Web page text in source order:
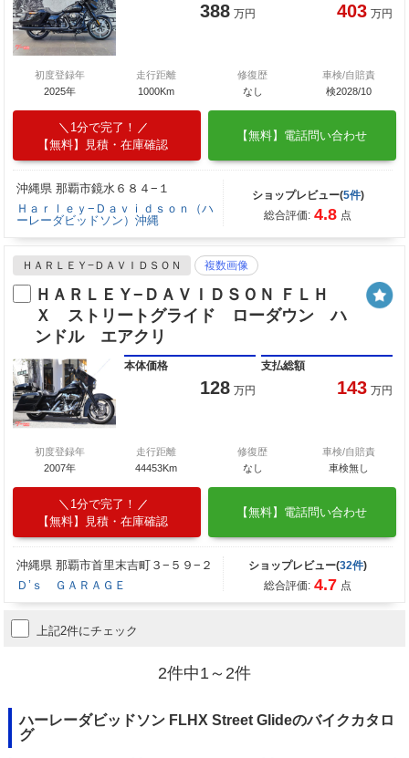
388 万円 403 万円
初度登録年
2025年
走行距離
1000Km
修復歴
なし
車検/自賠責
検2028/10
1分で完了！
【無料】見積・在庫確認
【無料】電話問い合わせ
沖縄県 那覇市鏡水６８４−１
Ｈａｒｌｅｙ−Ｄａｖｉｄｓｏｎ（ハ
ーレーダビッドソン）沖縄
ショップレビュー(5件)
総合評価: 4.8 点
ＨＡＲＬＥＹ−ＤＡＶＩＤＳＯＮ 複数画像
ＨＡＲＬＥＹ−ＤＡＶＩＤＳＯＮ ＦＬＨ
Ｘ ストリートグライド ローダウン ハ
ンドル エアクリ
本体価格
128 万円
支払総額
143 万円
初度登録年
2007年
走行距離
44453Km
修復歴
なし
車検/自賠責
車検無し
1分で完了！
【無料】見積・在庫確認
【無料】電話問い合わせ
沖縄県 那覇市首里末吉町３−５９−２
Ｄ’ｓ ＧＡＲＡＧＥ
ショップレビュー(32件)
総合評価: 4.7 点
上記2件にチェック
2件中1～2件
ハーレーダビッドソン FLHX Street Glideのバイクカタロ
グ